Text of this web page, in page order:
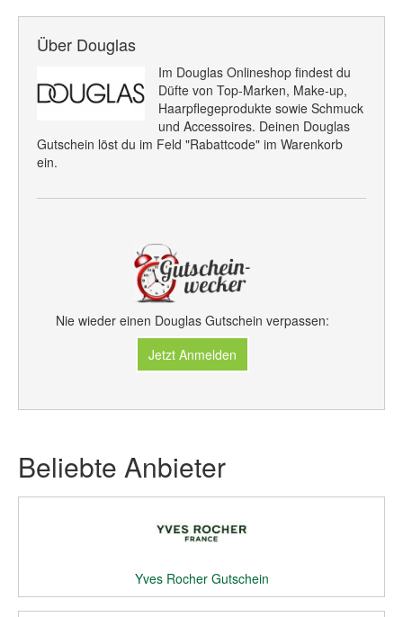
Über Douglas
Im Douglas Onlineshop findest du
Düfte von Top-Marken, Make-up,
Haarpflegeprodukte sowie Schmuck
und Accessoires. Deinen Douglas
Gutschein löst du im Feld "Rabattcode" im Warenkorb
ein.
Nie wieder einen Douglas Gutschein verpassen:
Jetzt Anmelden
Beliebte Anbieter
Yves Rocher Gutschein